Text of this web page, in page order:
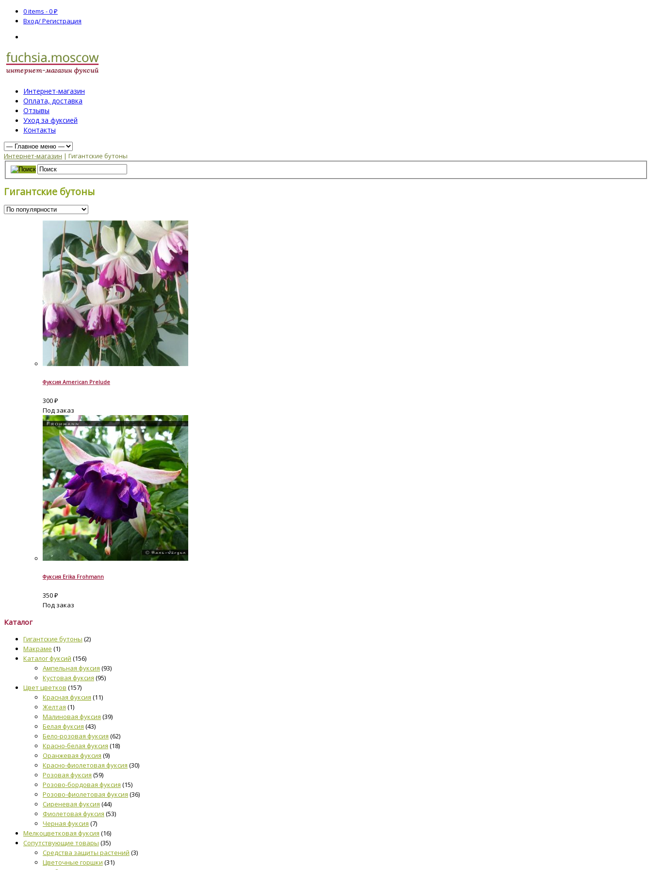
0 items -0₽
Вход/ Регистрация
Интернет-магазин
Оплата, доставка
Отзывы
Уход за фуксией
Контакты
Интернет-магазин | Гигантские бутоны
Гигантские бутоны
Фуксия American Prelude
300₽
Под заказ
Фуксия Erika Frohmann
350₽
Под заказ
Каталог
Гигантские бутоны (2)
Макраме (1)
Каталог фуксий (156)
Ампельная фуксия (93)
Кустовая фуксия (95)
Цвет цветков (157)
Красная фуксия (11)
Желтая (1)
Малиновая фуксия (39)
Белая фуксия (43)
Бело-розовая фуксия (62)
Красно-белая фуксия (18)
Оранжевая фуксия (9)
Красно-фиолетовая фуксия (30)
Розовая фуксия (59)
Розово-бордовая фуксия (15)
Розово-фиолетовая фуксия (36)
Сиреневая фуксия (44)
Фиолетовая фуксия (53)
Черная фуксия (7)
Мелкоцветковая фуксия (16)
Сопутствующие товары (35)
Средства защиты растений (3)
Цветочные горшки (31)